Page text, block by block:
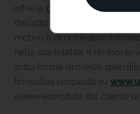
offre la
garanzia soddisfatto
dall’atto dell’iscrizione, ha
motivo e di richiedere il
nella sua totalità. Il rimborso
sotto forma di crediti
formativa proposta su
essere esercitata dal cliente